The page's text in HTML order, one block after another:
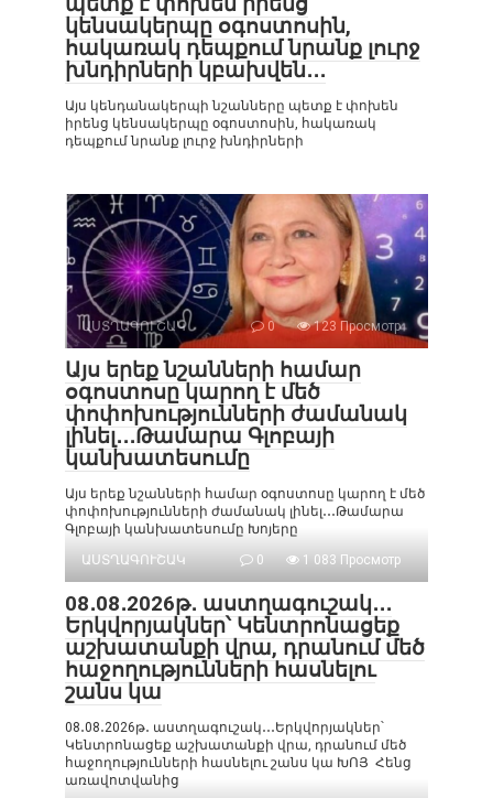
կենսակերպը օգոստոսին,
հակառակ դեպքում նրանք լուրջ
խնդիրների կբախվեն․․․
Այս կենդանակերպի նշանները պետք է փոխեն
իրենց կենսակերպը օգոստոսին, հակառակ
դեպքում նրանք լուրջ խնդիրների
ԱՍՏՂԱԳՈՒՇԱԿ 0 123 Просмотр
Այս երեք նշանների համար
օգոստոսը կարող է մեծ
փոփոխությունների ժամանակ
լինել․․․Թամարա Գլոբայի
կանխատեսումը
Այս երեք նշանների համար օգոստոսը կարող է մեծ
փոփոխությունների ժամանակ լինել․․․Թամարա
Գլոբայի կանխատեսումը Խոյերը
ԱՍՏՂԱԳՈՒՇԱԿ
0 1 083 Просмотр
08․08․2026թ․ աստղագուշակ․․․
Երկվորյակներ՝ Կենտրոնացեք
աշխատանքի վրա, դրանում մեծ
հաջողությունների հասնելու
շանս կա
08․08․2026թ․ աստղագուշակ․․․Երկվորյակներ՝
Կենտրոնացեք աշխատանքի վրա, դրանում մեծ
հաջողությունների հասնելու շանս կա ԽՈՅ Հենց
առավոտվանից